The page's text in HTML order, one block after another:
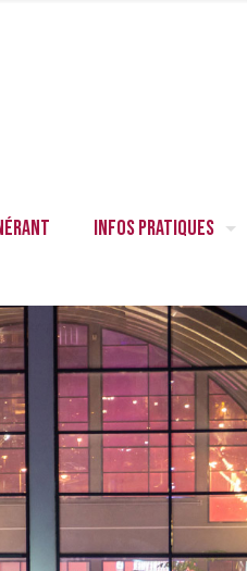
Infos pratiques